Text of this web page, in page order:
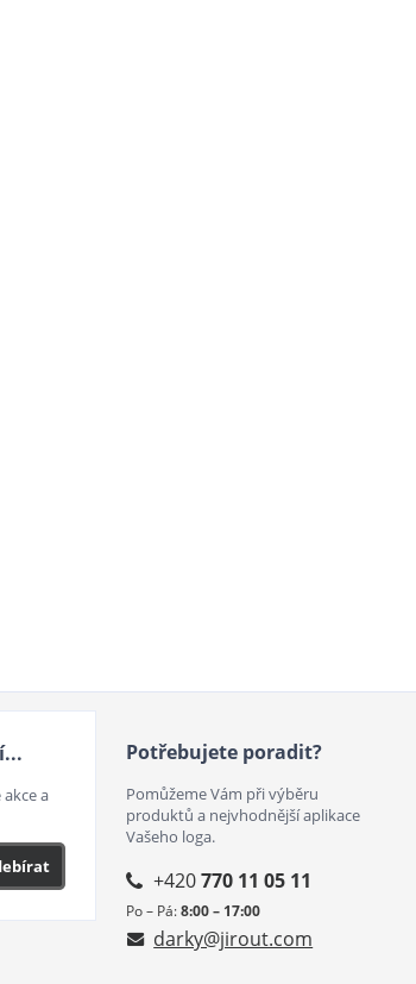
a
Potřebujete poradit?
Pomůžeme Vám při výběru
produktů a nejvhodnější aplikace
Vašeho loga.
+420770 11 05 11
Po – Pá:8:00 – 17:00
darky@jirout.com